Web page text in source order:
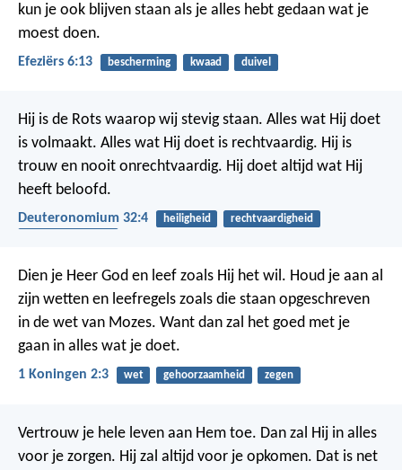
kun je ook blijven staan als je alles hebt gedaan wat je
moest doen.
Efeziërs 6:13 bescherming kwaad duivel
Hij is de Rots waarop wij stevig staan. Alles wat Hij doet
is volmaakt. Alles wat Hij doet is rechtvaardig. Hij is
trouw en nooit onrechtvaardig. Hij doet altijd wat Hij
heeft beloofd.
Deuteronomium 32:4 heiligheid
rechtvaardigheid
Dien je Heer God en leef zoals Hij het wil. Houd je aan al
zijn wetten en leefregels zoals die staan opgeschreven
in de wet van Mozes. Want dan zal het goed met je
gaan in alles wat je doet.
1 Koningen 2:3 wet gehoorzaamheid zegen
Vertrouw je hele leven aan Hem toe. Dan zal Hij in alles
voor je zorgen. Hij zal altijd voor je opkomen. Dat is net